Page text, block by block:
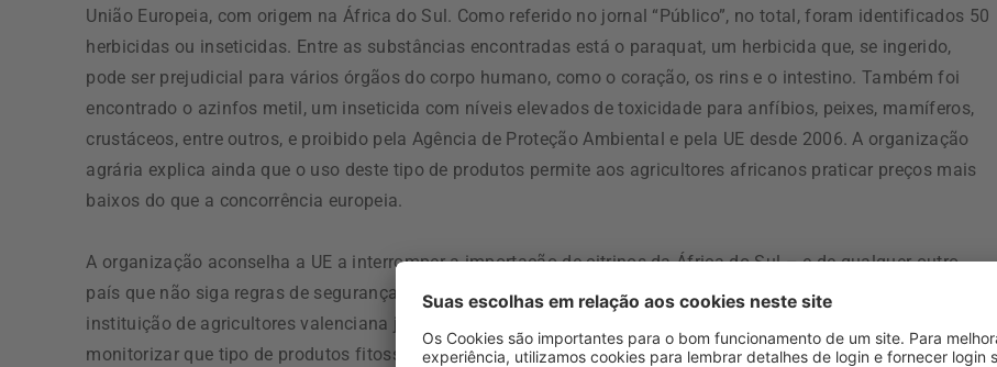
União Europeia, com origem na África do Sul. Como referido no jornal “Público”, no total, foram identificados 50
herbicidas ou inseticidas. Entre as substâncias encontradas está o paraquat, um herbicida que, se ingerido,
pode ser prejudicial para vários órgãos do corpo humano, como o coração, os rins e o intestino. Também foi
encontrado o azinfos metil, um inseticida com níveis elevados de toxicidade para anfíbios, peixes, mamíferos,
crustáceos, entre outros, e proibido pela Agência de Proteção Ambiental e pela UE desde 2006. A organização
agrária explica ainda que o uso deste tipo de produtos permite aos agricultores africanos praticar preços mais
baixos do que a concorrência europeia.
A organização aconselha a UE a interromper a importação de citrinos da África do Sul – e de qualquer outro
país que não siga regras de segurança alimentar – até que regularizem a situação. Em comunicado, a
instituição de agricultores valenciana já confirmou que vai continuar a levar a cabo estudos semelhantes para
monitorizar que tipo de produtos fitossanitários estão presentes nos alimentos.